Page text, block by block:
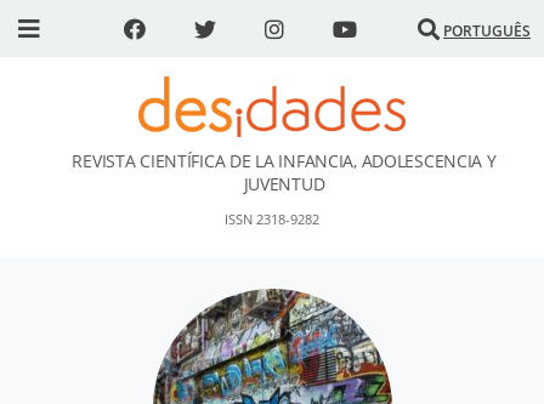
PORTUGUÊS
DESidades
REVISTA CIENTÍFICA DE LA INFANCIA, ADOLESCENCIA Y
JUVENTUD
ISSN 2318-9282